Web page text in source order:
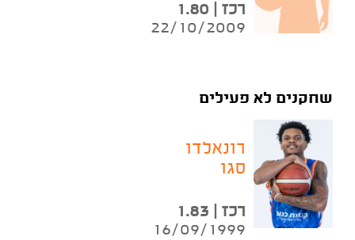
רכז | 1.80
22/10/2009
שחקנים לא פעילים
רונאלדו
סגו
רכז | 1.83
16/09/1999